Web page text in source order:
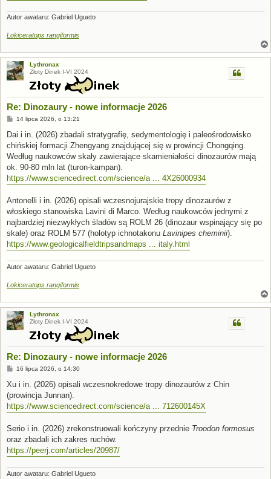
Autor awataru: Gabriel Ugueto
Lokiceratops rangiformis
Lythronax
Złoty Dinek I-VI 2024
Re: Dinozaury - nowe informacje 2026
P
s
14 lipca 2026, o 13:21
Dai i in. (2026) zbadali stratygrafię, sedymentologię i paleośrodowisko
chińskiej formacji Zhengyang znajdującej się w prowincji Chongqing.
Według naukowców skały zawierające skamieniałości dinozaurów mają
ok. 90-80 mln lat (turon-kampan).
https://www.sciencedirect.com/science/a ... 4X26000934
Antonelli i in. (2026) opisali wczesnojurajskie tropy dinozaurów z
włoskiego stanowiska Lavini di Marco. Według naukowców jednymi z
najbardziej niezwykłych śladów są ROLM 26 (dinozaur wspinający się po
skale) oraz ROLM 577 (holotyp ichnotakonu Lavinipes cheminii).
https://www.geologicalfieldtripsandmaps ... italy.html
Autor awataru: Gabriel Ugueto
Lokiceratops rangiformis
Lythronax
Złoty Dinek I-VI 2024
Re: Dinozaury - nowe informacje 2026
P
s
16 lipca 2026, o 14:30
Xu i in. (2026) opisali wczesnokredowe tropy dinozaurów z Chin
(prowincja Junnan).
https://www.sciencedirect.com/science/a ... 712600145X
Serio i in. (2026) zrekonstruowali kończyny przednie Troodon formosus
oraz zbadali ich zakres ruchów.
https://peerj.com/articles/20987/
Autor awataru: Gabriel Ugueto